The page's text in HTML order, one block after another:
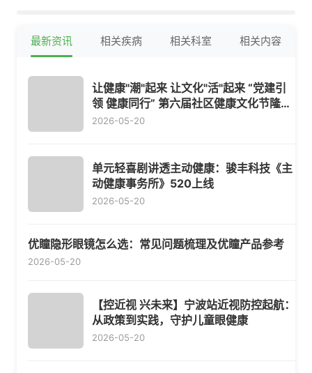
最新资讯 相关疾病 相关科室 相关内容
让健康"潮"起来 让文化"活"起来 “党建引
领 健康同行” 第六届社区健康文化节隆重
开幕
2026-05-20
单元轻喜剧讲透主动健康：骏丰科技《主
动健康事务所》520上线
2026-05-20
优瞳隐形眼镜怎么选：常见问题梳理及优瞳产品参考
2026-05-20
【控近视 兴未来】宁波站近视防控起航：
从政策到实践，守护儿童眼健康
2026-05-20